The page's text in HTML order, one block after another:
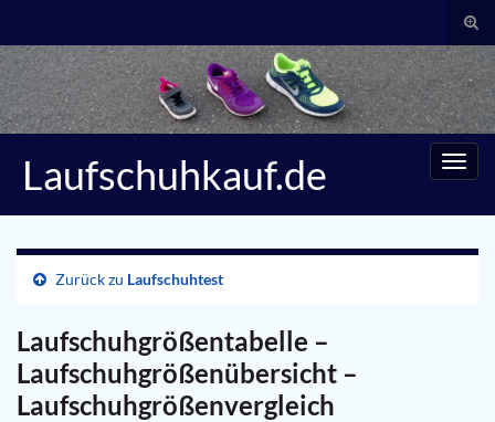
Search for:
Laufschuhkauf.de
Zurück zu Laufschuhtest
Laufschuhgrößentabelle –
Laufschuhgrößenübersicht –
Laufschuhgrößenvergleich